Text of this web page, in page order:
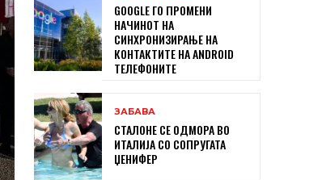
GOOGLE ГО ПРОМЕНИ
НАЧИНОТ НА
СИНХРОНИЗИРАЊЕ НА
КОНТАКТИТЕ НА ANDROID
ТЕЛЕФОНИТЕ
ЗАБАВА
СТАЛОНЕ СЕ ОДМОРА ВО
ИТАЛИЈА СО СОПРУГАТА
ЏЕНИФЕР